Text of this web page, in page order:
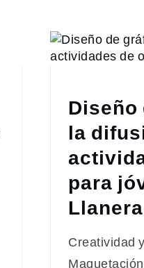
Diseño
la
para
Creatividad